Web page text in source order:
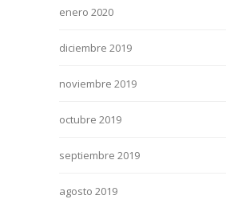
enero 2020
diciembre 2019
noviembre 2019
octubre 2019
septiembre 2019
agosto 2019